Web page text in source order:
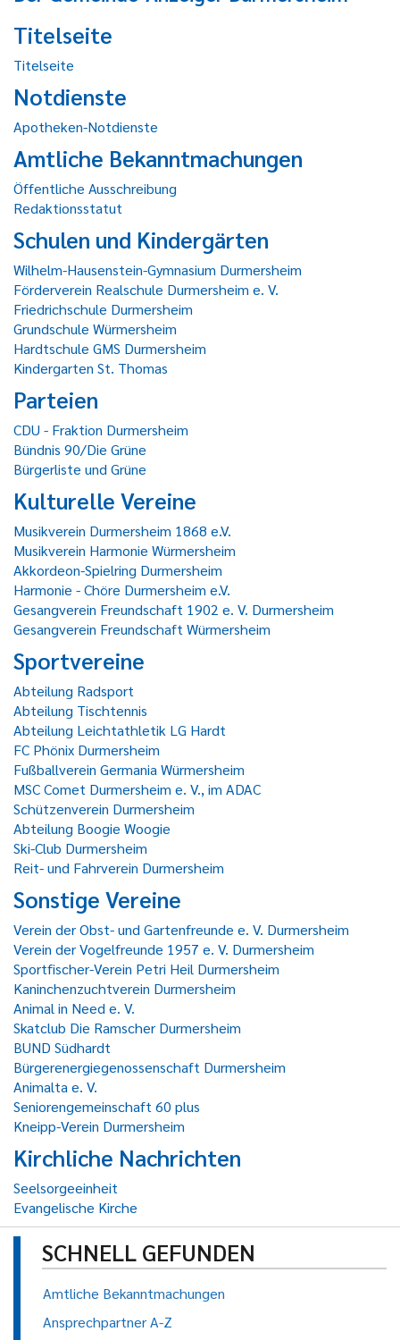
Titelseite
Titelseite
Notdienste
Apotheken-Notdienste
Amtliche Bekanntmachungen
Öffentliche Ausschreibung
Redaktionsstatut
Schulen und Kindergärten
Wilhelm-Hausenstein-Gymnasium Durmersheim
Förderverein Realschule Durmersheim e. V.
Friedrichschule Durmersheim
Grundschule Würmersheim
Hardtschule GMS Durmersheim
Kindergarten St. Thomas
Parteien
CDU - Fraktion Durmersheim
Bündnis 90/Die Grüne
Bürgerliste und Grüne
Kulturelle Vereine
Musikverein Durmersheim 1868 e.V.
Musikverein Harmonie Würmersheim
Akkordeon-Spielring Durmersheim
Harmonie - Chöre Durmersheim e.V.
Gesangverein Freundschaft 1902 e. V. Durmersheim
Gesangverein Freundschaft Würmersheim
Sportvereine
Abteilung Radsport
Abteilung Tischtennis
Abteilung Leichtathletik LG Hardt
FC Phönix Durmersheim
Fußballverein Germania Würmersheim
MSC Comet Durmersheim e. V., im ADAC
Schützenverein Durmersheim
Abteilung Boogie Woogie
Ski-Club Durmersheim
Reit- und Fahrverein Durmersheim
Sonstige Vereine
Verein der Obst- und Gartenfreunde e. V. Durmersheim
Verein der Vogelfreunde 1957 e. V. Durmersheim
Sportfischer-Verein Petri Heil Durmersheim
Kaninchenzuchtverein Durmersheim
Animal in Need e. V.
Skatclub Die Ramscher Durmersheim
BUND Südhardt
Bürgerenergiegenossenschaft Durmersheim
Animalta e. V.
Seniorengemeinschaft 60 plus
Kneipp-Verein Durmersheim
Kirchliche Nachrichten
Seelsorgeeinheit
Evangelische Kirche
SCHNELL GEFUNDEN
Amtliche Bekanntmachungen
Ansprechpartner A-Z